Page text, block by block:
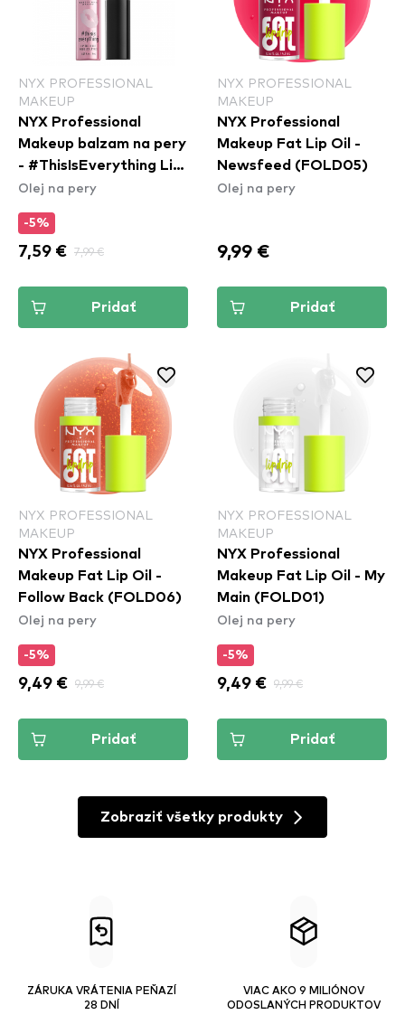
NYX PROFESSIONAL
MAKEUP
NYX Professional
Makeup balzam na pery
- #ThisIsEverything Lip
Oil (TIEO01)
Olej na pery
-5%
7,59 € 7,99 €
Pridať
NYX PROFESSIONAL
MAKEUP
NYX Professional
Makeup Fat Lip Oil -
Newsfeed (FOLD05)
Olej na pery
9,99 €
Pridať
NYX PROFESSIONAL
MAKEUP
NYX Professional
Makeup Fat Lip Oil -
Follow Back (FOLD06)
Olej na pery
-5%
9,49 € 9,99 €
Pridať
NYX PROFESSIONAL
MAKEUP
NYX Professional
Makeup Fat Lip Oil - My
Main (FOLD01)
Olej na pery
-5%
9,49 € 9,99 €
Pridať
Zobraziť všetky produkty
ZÁRUKA VRÁTENIA PEŇAZÍ
28 DNÍ
VIAC AKO 9 MILIÓNOV
ODOSLANÝCH PRODUKTOV